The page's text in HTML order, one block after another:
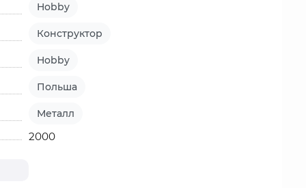
Hobby
Конструктор
Hobby
Польша
Металл
2000